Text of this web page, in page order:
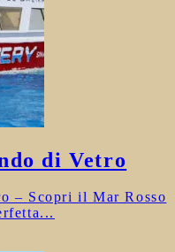
di Vetro
– Scopri il Mar Rosso